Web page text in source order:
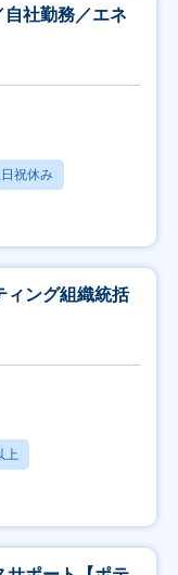
自社勤務／エネ
祝休み
ィング組織統括
上